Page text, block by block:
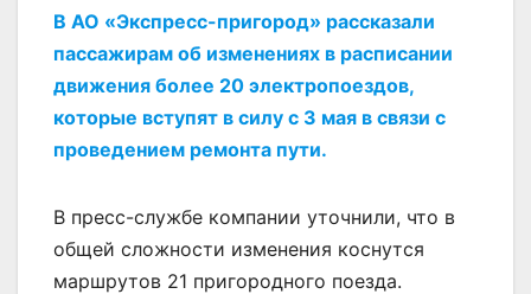
В АО «Экспресс-пригород» рассказали
пассажирам об изменениях в расписании
движения более 20 электропоездов,
которые вступят в силу с 3 мая в связи с
проведением ремонта пути.
В пресс-службе компании уточнили, что в
общей сложности изменения коснутся
маршрутов 21 пригородного поезда.